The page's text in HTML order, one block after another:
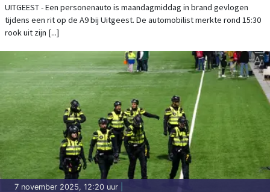
UITGEEST - Een personenauto is maandagmiddag in brand gevlogen
tijdens een rit op de A9 bij Uitgeest. De automobilist merkte rond 15:30
rook uit zijn [...]
7 november 2025, 12:20 uur